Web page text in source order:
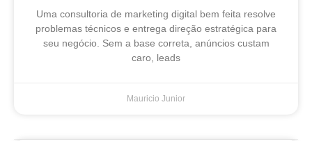
Uma consultoria de marketing digital bem feita resolve
problemas técnicos e entrega direção estratégica para
seu negócio. Sem a base correta, anúncios custam
caro, leads
Mauricio Junior